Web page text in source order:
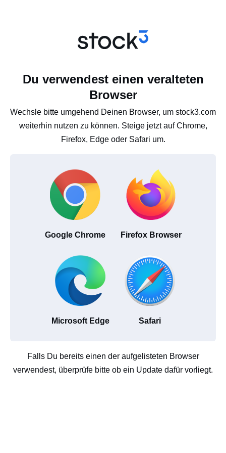
Du verwendest einen veralteten
Browser
Wechsle bitte umgehend Deinen Browser, um stock3.com
weiterhin nutzen zu können. Steige jetzt auf Chrome,
Firefox, Edge oder Safari um.
Google Chrome Firefox Browser
Microsoft Edge Safari
Falls Du bereits einen der aufgelisteten Browser
verwendest, überprüfe bitte ob ein Update dafür vorliegt.